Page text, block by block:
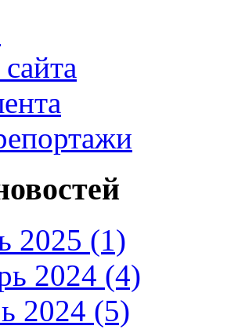
2025 (1)
2024 (4)
2024 (5)